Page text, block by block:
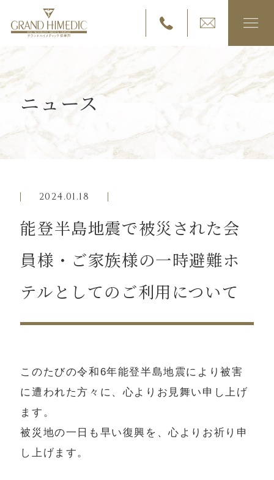
グランドハイメディック倶楽部について
サービス内容
検診コース
ご入会・価格について
ニュース
お問い合わせ・資料請求
ニュース
2024.01.18
能登半島地震で被災された会
員様・ご家族様の一時避難ホ
テルとしてのご利用について
このたびの令和6年能登半島地震により被害
に遭われた方々に、心よりお見舞い申し上げ
ます。
被災地の一日も早い復興を、心よりお祈り申
し上げます。